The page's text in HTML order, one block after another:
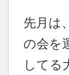
先月は
の会を
してる